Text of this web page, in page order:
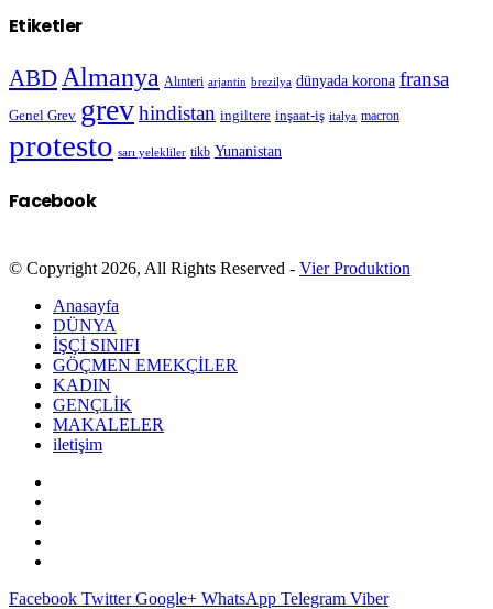
Etiketler
ABD Almanya Alınteri arjantin brezilya dünyada korona fransa
Genel Grev grevhindistan ingiltere inşaat-iş italya macron
protesto sarı yelekliler tikb Yunanistan
Facebook
© Copyright 2026, All Rights Reserved - Vier Produktion
Anasayfa
DÜNYA
İŞÇİ SINIFI
GÖÇMEN EMEKÇİLER
KADIN
GENÇLİK
MAKALELER
iletişim
Facebook Twitter Google+ WhatsApp Telegram Viber